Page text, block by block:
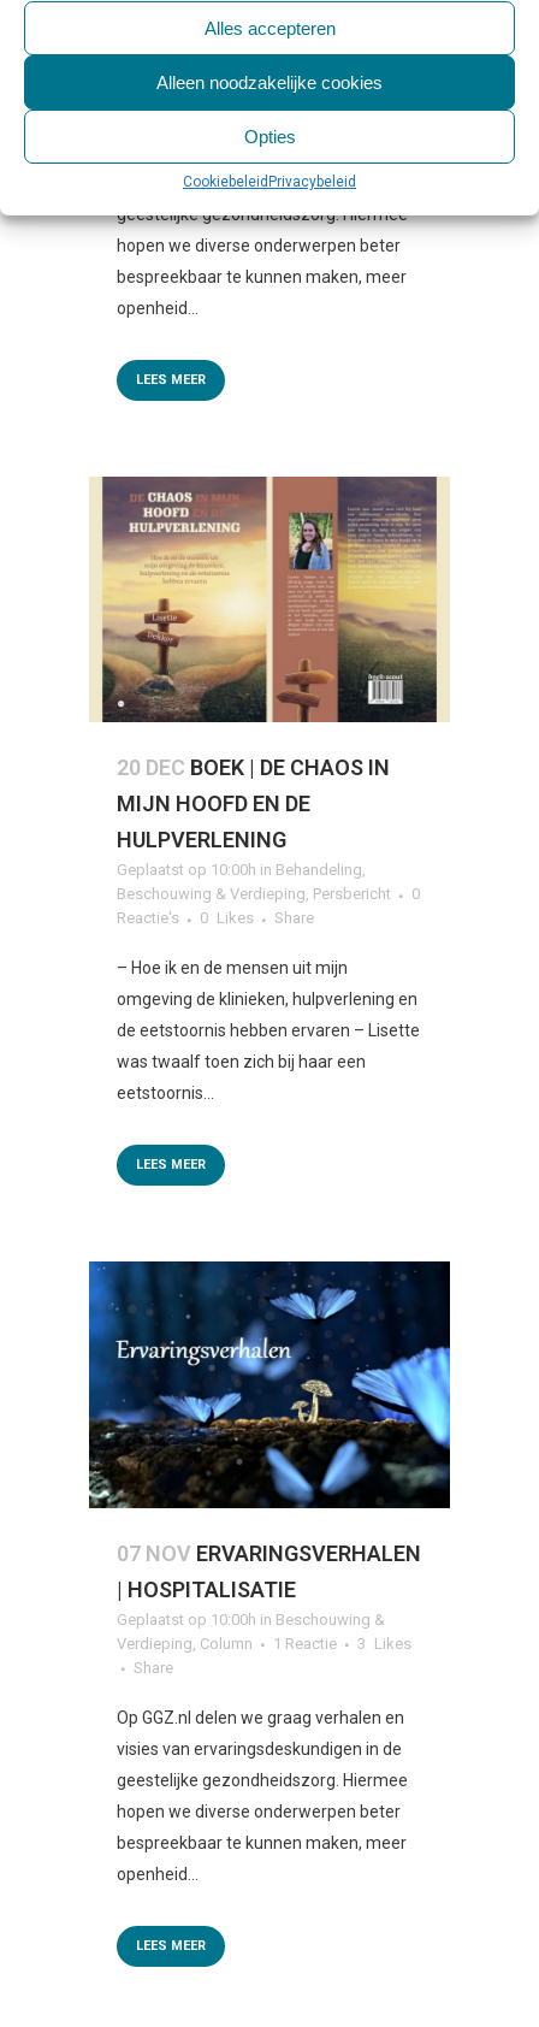
Alles accepteren
Alleen noodzakelijke cookies
Opties
Cookiebeleid Privacybeleid
| IN EEN ANDER LEVEN
Geplaatst op 10:00hinBeschouwing &
Verdieping,Column 0 Reactie's 0
Op GGZ.nl delen we graag verhalen en
visies van ervaringsdeskundigen in de
geestelijke gezondheidszorg. Hiermee
hopen we diverse onderwerpen beter
bespreekbaar te kunnen maken, meer
openheid...
LEES MEER
20 DEC BOEK | DE CHAOS IN
MIJN HOOFD EN DE
HULPVERLENING
Geplaatst op 10:00h in Behandeling,
Beschouwing & Verdieping, Persbericht
0
Reactie's
0 Likes Share
– Hoe ik en de mensen uit mijn
omgeving de klinieken, hulpverlening en
de eetstoornis hebben ervaren – Lisette
was twaalf toen zich bij haar een
eetstoornis...
LEES MEER
07 NOV ERVARINGSVERHALEN
| HOSPITALISATIE
Geplaatst op 10:00h in Beschouwing &
Verdieping Column 1 Reactie 3 Likes
Share
Op GGZ.nl delen we graag verhalen en
visies van ervaringsdeskundigen in de
geestelijke gezondheidszorg. Hiermee
hopen we diverse onderwerpen beter
bespreekbaar te kunnen maken, meer
openheid...
LEES MEER